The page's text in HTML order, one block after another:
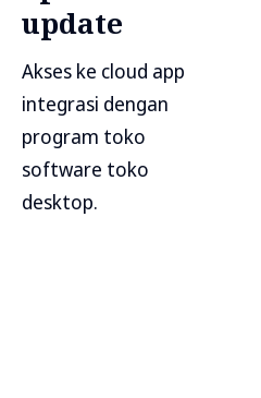
update
Akses ke cloud app
integrasi dengan
program toko
software toko
desktop.